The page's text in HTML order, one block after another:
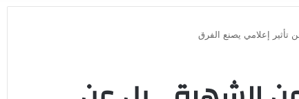
إعلامي يصنع الفرق